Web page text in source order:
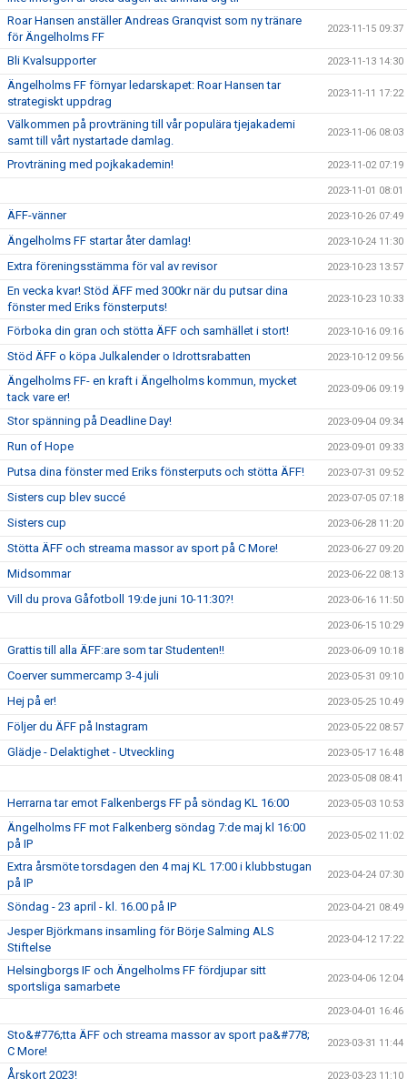
Roar Hansen anställer Andreas Granqvist som ny tränare
för Ängelholms FF
2023-11-15 09:37
Bli Kvalsupporter 2023-11-13 14:30
Ängelholms FF förnyar ledarskapet: Roar Hansen tar
strategiskt uppdrag
2023-11-11 17:22
Välkommen på provträning till vår populära tjejakademi
samt till vårt nystartade damlag.
2023-11-06 08:03
Provträning med pojkakademin! 2023-11-02 07:19
2023-11-01 08:01
ÄFF-vänner 2023-10-26 07:49
Ängelholms FF startar åter damlag! 2023-10-24 11:30
Extra föreningsstämma för val av revisor 2023-10-23 13:57
En vecka kvar! Stöd ÄFF med 300kr när du putsar dina
fönster med Eriks fönsterputs!
2023-10-23 10:33
Förboka din gran och stötta ÄFF och samhället i stort! 2023-10-16 09:16
Stöd ÄFF o köpa Julkalender o Idrottsrabatten 2023-10-12 09:56
Ängelholms FF- en kraft i Ängelholms kommun, mycket
tack vare er!
2023-09-06 09:19
Stor spänning på Deadline Day! 2023-09-04 09:34
Run of Hope 2023-09-01 09:33
Putsa dina fönster med Eriks fönsterputs och stötta ÄFF! 2023-07-31 09:52
Sisters cup blev succé 2023-07-05 07:18
Sisters cup 2023-06-28 11:20
Stötta ÄFF och streama massor av sport på C More! 2023-06-27 09:20
Midsommar 2023-06-22 08:13
Vill du prova Gåfotboll 19:de juni 10-11:30?! 2023-06-16 11:50
2023-06-15 10:29
Grattis till alla ÄFF:are som tar Studenten!! 2023-06-09 10:18
Coerver summercamp 3-4 juli 2023-05-31 09:10
Hej på er! 2023-05-25 10:49
Följer du ÄFF på Instagram 2023-05-22 08:57
Glädje - Delaktighet - Utveckling 2023-05-17 16:48
2023-05-08 08:41
Herrarna tar emot Falkenbergs FF på söndag KL 16:00 2023-05-03 10:53
Ängelholms FF mot Falkenberg söndag 7:de maj kl 16:00
på IP
2023-05-02 11:02
Extra årsmöte torsdagen den 4 maj KL 17:00 i klubbstugan
på IP
2023-04-24 07:30
Söndag - 23 april - kl. 16.00 på IP 2023-04-21 08:49
Jesper Björkmans insamling för Börje Salming ALS
Stiftelse
2023-04-12 17:22
Helsingborgs IF och Ängelholms FF fördjupar sitt
sportsliga samarbete
2023-04-06 12:04
2023-04-01 16:46
Sto&#776;tta ÄFF och streama massor av sport pa&#778;
C More!
2023-03-31 11:44
Årskort 2023! 2023-03-23 11:10